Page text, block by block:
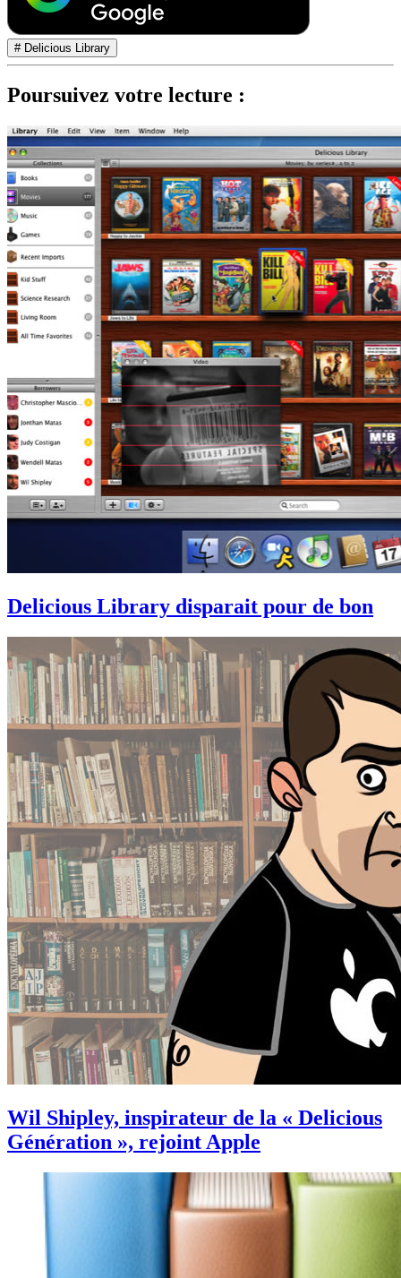
# Delicious Library
Poursuivez votre lecture :
Delicious Library disparait pour de bon
Wil Shipley, inspirateur de la « Delicious
Génération », rejoint Apple